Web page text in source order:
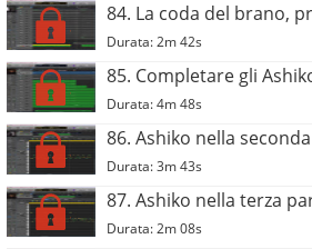
84. La coda del brano,
Durata: 2m 42s
85. Completare gli
Durata: 4m 48s
86. Ashiko nella
Durata: 3m 43s
87. Ashiko nella terza
Durata: 2m 08s